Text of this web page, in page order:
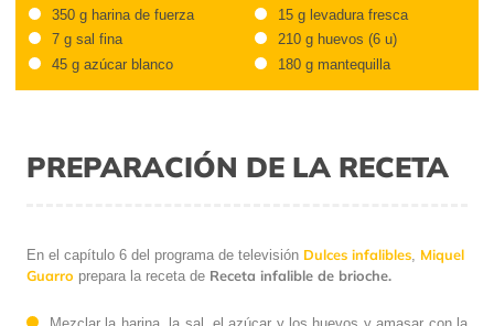
350 g harina de fuerza
7 g sal fina
45 g azúcar blanco
15 g levadura fresca
210 g huevos (6 u)
180 g mantequilla
PREPARACIÓN DE LA RECETA
En el capítulo 6 del programa de televisión Dulces infalibles, Miquel
Guarro prepara la receta de Receta infalible de brioche.